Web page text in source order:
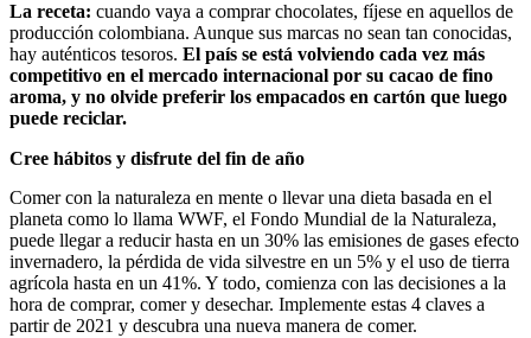
La receta: cuando vaya a comprar chocolates, fíjese en aquellos de
producción colombiana. Aunque sus marcas no sean tan conocidas,
hay auténticos tesoros. El país se está volviendo cada vez más
competitivo en el mercado internacional por su cacao de fino
aroma, y no olvide preferir los empacados en cartón que luego
puede reciclar.
Cree hábitos y disfrute del fin de año
Comer con la naturaleza en mente o llevar una dieta basada en el
planeta como lo llama WWF, el Fondo Mundial de la Naturaleza,
puede llegar a reducir hasta en un 30% las emisiones de gases efecto
invernadero, la pérdida de vida silvestre en un 5% y el uso de tierra
agrícola hasta en un 41%. Y todo, comienza con las decisiones a la
hora de comprar, comer y desechar. Implemente estas 4 claves a
partir de 2021 y descubra una nueva manera de comer.